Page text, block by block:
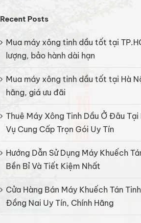
Recent Posts
Mua máy xông tinh dầu tốt tại
lượng, bảo hành dài hạn
Mua máy xông tinh dầu tốt tại Hà
hãng, giá ưu đãi
Thuê Máy Xông Tinh Dầu Ở Đâu Tại
Vụ Cung Cấp Trọn Gói Uy Tín
Hướng Dẫn Sử Dụng Máy Khuếch
Bền Bỉ Và Tiết Kiệm Nhất
Cửa Hàng Bán Máy Khuếch Tán
Đồng Nai Uy Tín, Chính Hãng